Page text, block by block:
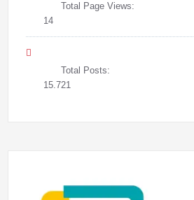
Total Page Views:
14
Total Posts:
15.721